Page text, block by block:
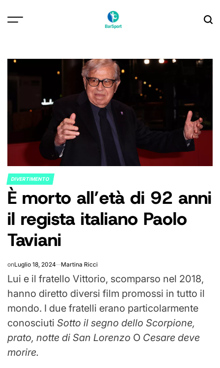
POSTED
IN
DIVERTIMENTO
È morto all’età di 92 anni
il regista italiano Paolo
Taviani
onLuglio 18, 2024 Martina Ricci
Lui e il fratello Vittorio, scomparso nel 2018,
hanno diretto diversi film promossi in tutto il
mondo. I due fratelli erano particolarmente
conosciuti Sotto il segno dello Scorpione,
prato, notte di San Lorenzo O Cesare deve
morire.